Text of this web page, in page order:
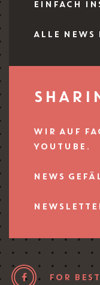
EINFACH
ALLE NEWS
WIR AUF
YOUTUBE.
NEWS
FOR